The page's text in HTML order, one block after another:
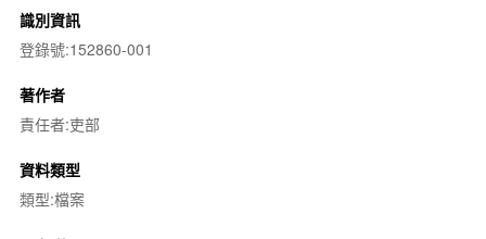
識別資訊
登錄號:152860-001
著作者
責任者:吏部
資料類型
類型:檔案